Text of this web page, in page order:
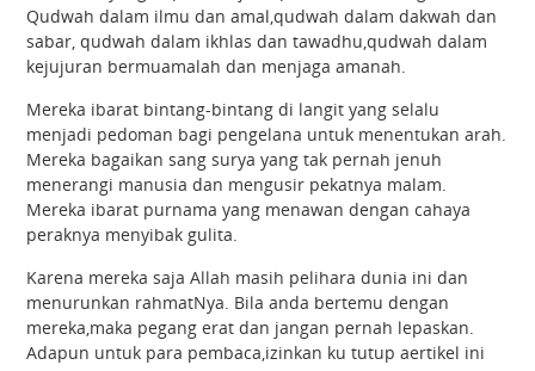
Qudwah dalam ilmu dan amal,qudwah dalam dakwah dan
sabar, qudwah dalam ikhlas dan tawadhu,qudwah dalam
kejujuran bermuamalah dan menjaga amanah.
Mereka ibarat bintang-bintang di langit yang selalu
menjadi pedoman bagi pengelana untuk menentukan arah.
Mereka bagaikan sang surya yang tak pernah jenuh
menerangi manusia dan mengusir pekatnya malam.
Mereka ibarat purnama yang menawan dengan cahaya
peraknya menyibak gulita.
Karena mereka saja Allah masih pelihara dunia ini dan
menurunkan rahmatNya. Bila anda bertemu dengan
mereka,maka pegang erat dan jangan pernah lepaskan.
Adapun untuk para pembaca,izinkan ku tutup aertikel ini